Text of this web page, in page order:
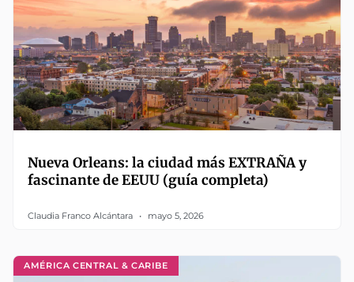
Nueva Orleans: la ciudad más EXTRAÑA y
fascinante de EEUU (guía completa)
Claudia Franco Alcántara mayo 5, 2026
AMÉRICA CENTRAL & CARIBE